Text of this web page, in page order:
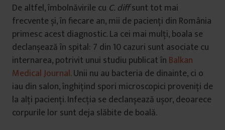
De altfel, îmbolnăvirile cu C. diffsunt tot mai
frecvente și, în fiecare an, mii de pacienți din România
primesc acest diagnostic. La cei mai mulți, boala se
declanșează în spital: 7 din 10 cazuri sunt asociate cu
internarea, potrivit unui studiu publicat în Balkan
Medical Journal.Unii nu au bacteria de dinainte, ci o
iau din salon, înghițind spori microscopici proveniți de
la alți pacienți. Infecția se declanșează ușor, deoarece
corpurile lor sunt deja slăbite de boală.